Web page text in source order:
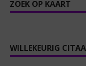
ZOEK OP KAART
WILLEKEURIG